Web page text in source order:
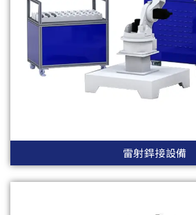
雷射銲接設備